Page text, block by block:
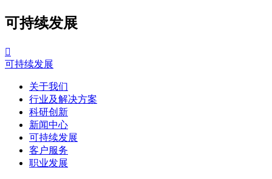
可持续发展

可持续发展
关于我们
行业及解决方案
科研创新
新闻中心
可持续发展
客户服务
职业发展